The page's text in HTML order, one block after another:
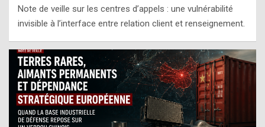
Note de veille sur les centres d’appels : une vulnérabilité
invisible à l’interface entre relation client et renseignement.